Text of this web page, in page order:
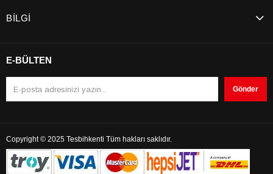
BİLGİ
E-BÜLTEN
Gönder
Copyright © 2025 Tesbihkenti Tüm hakları saklıdır.